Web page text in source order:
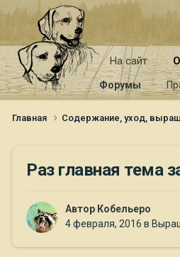
На сайт
Форумы
Главная Содержание, уход,
Раз главная тема
Автор Кобельеро
4 февраля, 2016 в